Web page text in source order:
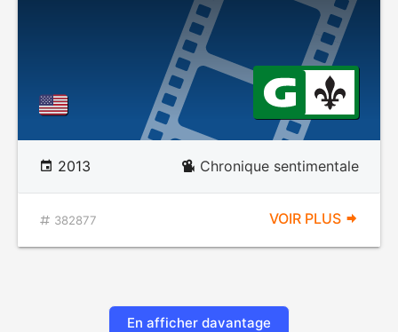
2013 Chronique sentimentale
382877 VOIR PLUS
En afficher davantage